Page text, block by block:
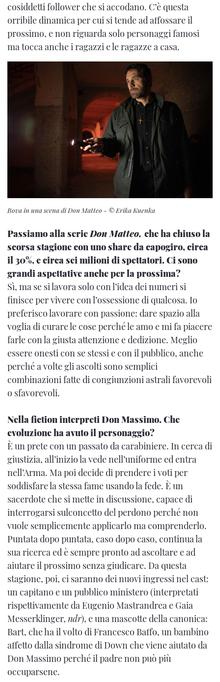
cosiddetti follower che si accodano. C’è questa
orribile dinamica per cui si tende ad affossare il
prossimo, e non riguarda solo personaggi famosi
ma tocca anche i ragazzi e le ragazze a casa.
Bova in una scena di Don Matteo - © Erika Kuenka
Passiamo alla serieDon Matteo, che ha chiuso la
scorsa stagione con uno share da capogiro, circa
il 30%, e circa sei milioni di spettatori. Ci sono
grandi aspettative anche per la prossima?
Sì, ma se si lavora solo con l’idea dei numeri si
finisce per vivere con l’ossessione di qualcosa. Io
preferisco lavorare con passione: dare spazio alla
voglia di curare le cose perché le amo e mi fa piacere
farle con la giusta attenzione e dedizione. Meglio
essere onesti con se stessi e con il pubblico, anche
perché a volte gli ascolti sono semplici
combinazioni fatte di congiunzioni astrali favorevoli
o sfavorevoli.
Nella fiction interpreti Don Massimo. Che
evoluzione ha avuto il personaggio?
È un prete con un passato da carabiniere. In cerca di
giustizia, all’inizio la vede nell’uniforme ed entra
nell’Arma. Ma poi decide di prendere i voti per
soddisfare la stessa fame usando la fede. È un
sacerdote che si mette in discussione, capace di
interrogarsi sulconcetto del perdono perché non
vuole semplicemente applicarlo ma comprenderlo.
Puntata dopo puntata, caso dopo caso, continua la
sua ricerca ed è sempre pronto ad ascoltare e ad
aiutare il prossimo senza giudicare. Da questa
stagione, poi, ci saranno dei nuovi ingressi nel cast:
un capitano e un pubblico ministero (interpretati
rispettivamente da Eugenio Mastrandrea e Gaia
Messerklinger, ndr), e una mascotte della canonica:
Bart, che ha il volto di Francesco Baffo, un bambino
affetto dalla sindrome di Down che viene aiutato da
Don Massimo perché il padre non può più
occuparsene.